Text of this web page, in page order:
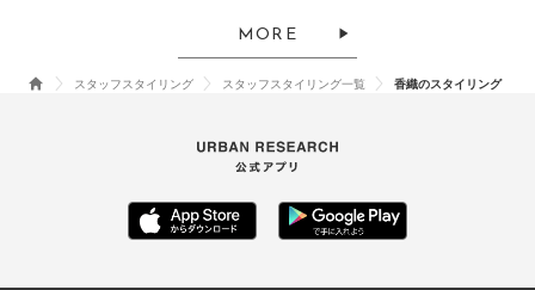
MORE
スタッフスタイリング スタッフスタイリング一覧 香織のスタイリング